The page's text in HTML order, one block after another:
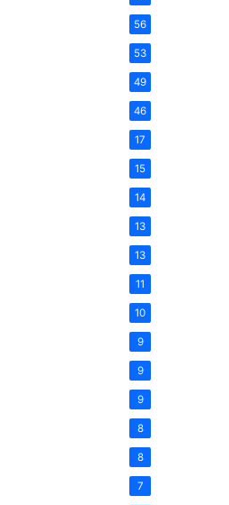
56
53
49
46
17
15
14
13
13
11
10
9
9
9
8
8
7